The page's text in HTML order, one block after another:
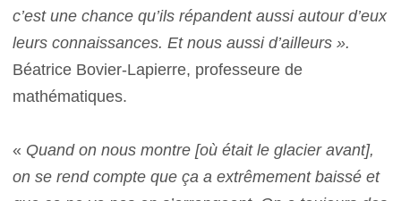
c’est une chance qu’ils répandent aussi autour d’eux
leurs connaissances. Et nous aussi d’ailleurs ».
Béatrice Bovier-Lapierre, professeure de
mathématiques.
« Quand on nous montre [où était le glacier avant],
on se rend compte que ça a extrêmement baissé et